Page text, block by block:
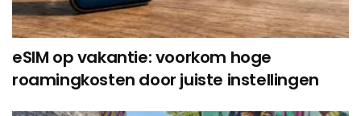
eSIM op vakantie: voorkom hoge
roamingkosten door juiste instellingen